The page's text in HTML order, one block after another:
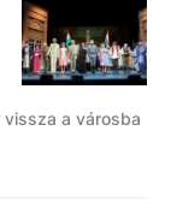
a városba